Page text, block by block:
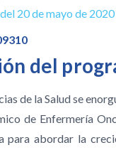
20 de mayo de
del
de la Salud se
de Enfermería
para abordar la